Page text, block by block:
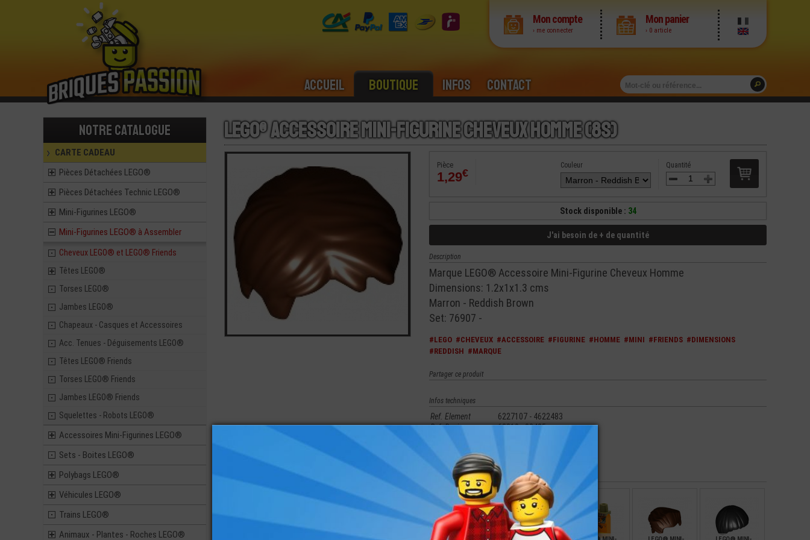
Mon compte
› me connecter
Mon panier
› 0 article
Accueil Boutique Infos Contact
Notre catalogue
CARTE CADEAU
Pièces Détachées LEGO®
Pièces Détachées Technic LEGO®
Mini-Figurines LEGO®
Mini-Figurines LEGO® à Assembler
Cheveux LEGO® et LEGO® Friends
Têtes LEGO®
Torses LEGO®
Jambes LEGO®
Chapeaux - Casques et Accessoires
Acc. Tenues - Déguisements LEGO®
Têtes LEGO® Friends
Torses LEGO® Friends
Jambes LEGO® Friends
Squelettes - Robots LEGO®
Accessoires Mini-Figurines LEGO®
Sets - Boites LEGO®
Polybags LEGO®
Véhicules LEGO®
Trains LEGO®
Animaux - Plantes - Roches LEGO®
LEGO® Accessoire Mini-Figurine Cheveux Homme (8S)
Pièce
1,29€
Quantité
Couleur
Stock disponible : 34
J'ai besoin de + de quantité
Description
Marque LEGO® Accessoire Mini-Figurine Cheveux Homme
Dimensions: 1.2x1x1.3 cms
Marron - Reddish Brown
Set: 76907 -
#LEGO #CHEVEUX #ACCESSOIRE #FIGURINE #HOMME #MINI #FRIENDS #DIMENSIONS
#REDDISH #MARQUE
Partager ce produit
Infos techniques
Ref. Element
6227107 - 4622483
Ref. Design
62810 - 88425
Vous aimerez aussi les produits suivants